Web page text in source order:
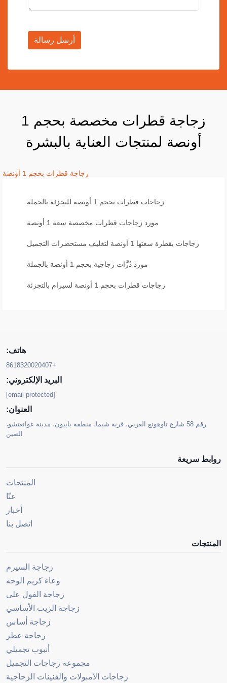
أرسل رسالة
زجاجة قطرات مخصصة بحجم 1
أونصة لمنتجات العناية بالبشرة
زجاجة قطرات بحجم 1 أونصة
زجاجات قطرات بحجم 1 أونصة للتجزئة بالجملة
مورد زجاجات قطرات مخصصة سعة 1 أونصة
زجاجات بقطرة سعتها 1 أونصة لتغليف مستحضرات التجميل
مورد دُزَّات زجاجية بحجم 1 أونصة بالجملة
زجاجات قطرات بحجم 1 أونصة لسيرام بالتجزئة
هاتف:
+8618320020407
البريد الإلكتروني:
[email protected]
العنوان:
رقم 58 شارع تاوهونغ الغربي، قرية شيما، منطقة باييون، مدينة غوانغتشو،
الصين
روابط سريعة
المنتجات
عنّا
أخبار
اتصل بنا
المنتجات
زجاجة السيرم
وعاء كريم الوجه
زجاجة الفول على
زجاجة الزيت الأساسي
زجاجة أساس
زجاجة عطر
أنبوب تجميلي
مجموعة زجاجات التجميل
زجاجات الأمبولات والقنينات الزجاجية